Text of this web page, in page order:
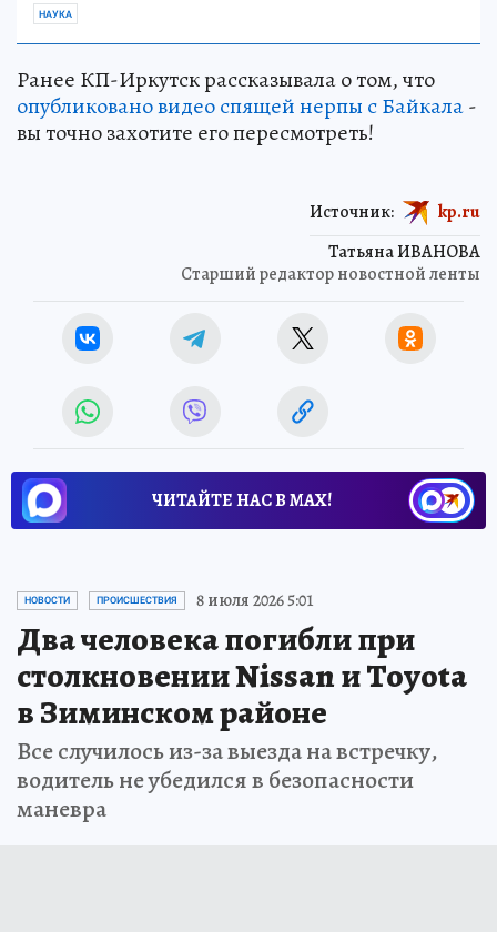
НАУКА
Ранее КП-Иркутск рассказывала о том, что
опубликовано видео спящей нерпы с Байкала-
вы точно захотите его пересмотреть!
Татьяна ИВАНОВА
Старший редактор новостной ленты
Источник: kp.ru
ЧИТАЙТЕ НАС В МАХ!
НОВОСТИ ПРОИСШЕСТВИЯ 8 июля 2026 5:01
Два человека погибли при
столкновении Nissan и Toyota
в Зиминском районе
Все случилось из-за выезда на встречку,
водитель не убедился в безопасности
маневра